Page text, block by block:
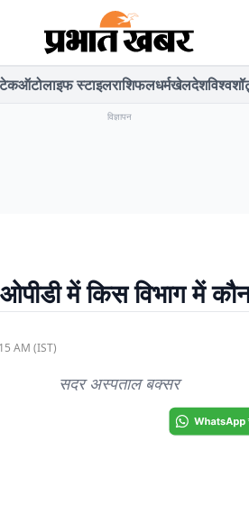
टेकऑटोलाइफ स्टाइलराशिफलधर्मखेलदेशविश्व
विज्ञापन
में किस विभाग में
AM (IST)
सदर अस्पताल बक्सर